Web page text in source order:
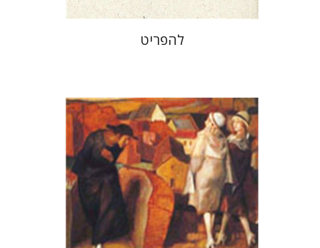
להפריט
יונתן פרנקל
סטפני הופמן
ירחמיאל כהן